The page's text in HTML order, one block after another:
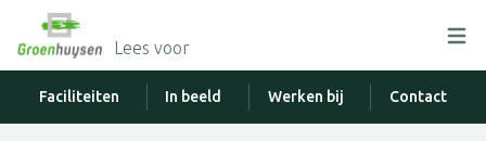
Lees voor
Faciliteiten In beeld Werken bij Contact